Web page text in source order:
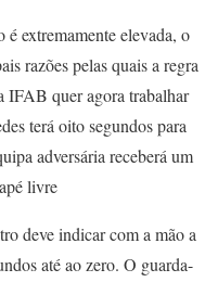
extremamente elevada, o
razões pelas quais a regra
IFAB quer agora trabalhar
terá oito segundos para
adversária receberá um
livre
deve indicar com a mão a
até ao zero. O guarda-